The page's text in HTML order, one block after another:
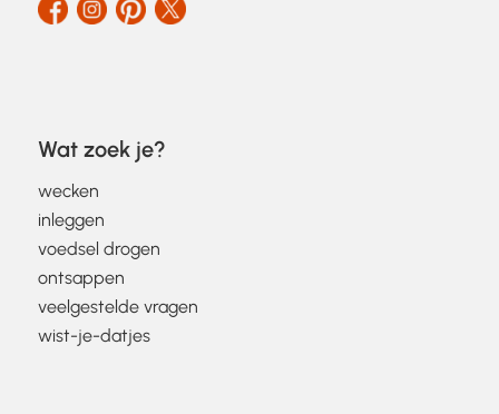
Wat zoek je?
wecken
inleggen
voedsel drogen
ontsappen
veelgestelde vragen
wist-je-datjes